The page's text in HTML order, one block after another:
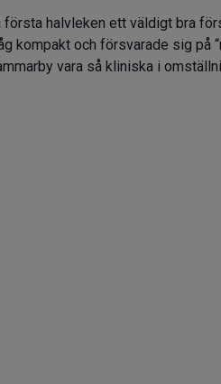
första halvleken ett väldigt bra
kompakt och försvarade sig på
vara så kliniska i